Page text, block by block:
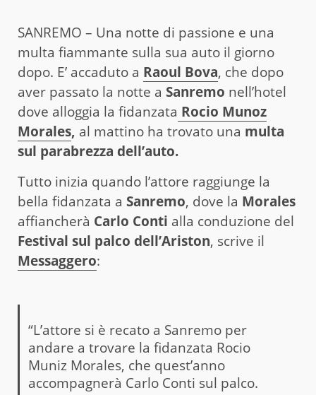
SANREMO – Una notte di passione e una
multa fiammante sulla sua auto il giorno
dopo. E’ accaduto a Raoul Bova, che dopo
aver passato la notte a Sanremo nell’hotel
dove alloggia la fidanzata Rocio Munoz
Morales, al mattino ha trovato una multa
sul parabrezza dell’auto.
Tutto inizia quando l’attore raggiunge la
bella fidanzata a Sanremo, dove la Morales
affiancherà Carlo Conti alla conduzione del
Festival sul palco dell’Ariston, scrive il
Messaggero:
“L’attore si è recato a Sanremo per
andare a trovare la fidanzata Rocio
Muniz Morales, che quest’anno
accompagnerà Carlo Conti sul palco.